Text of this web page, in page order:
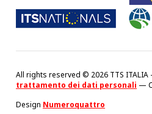
All rights reserved © 2026 TTS
trattamento dei dati personali —
Design Numeroquattro